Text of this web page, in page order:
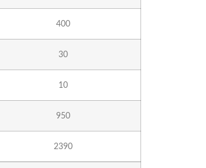
400
30
10
950
2390